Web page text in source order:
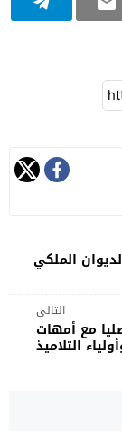
الملكي
التالي
مع أمهات
التلاميذ